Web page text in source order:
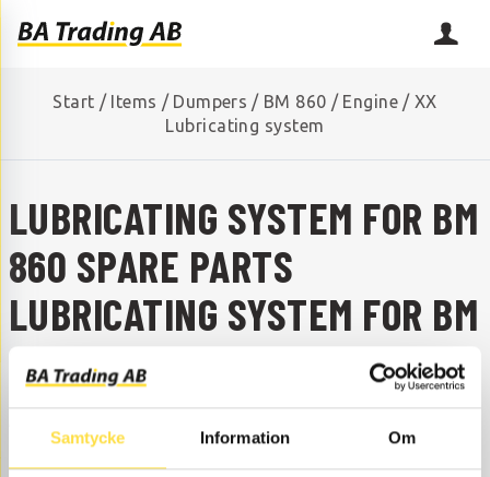
Samtycke Information Om
Start / Items / Dumpers / BM 860 / Engine / XX
Lubricating system
LUBRICATING SYSTEM FOR BM
860 SPARE PARTS
LUBRICATING SYSTEM FOR BM
860
ARE YOU MISSING A SPARE PART?
Contact us and we will help you!